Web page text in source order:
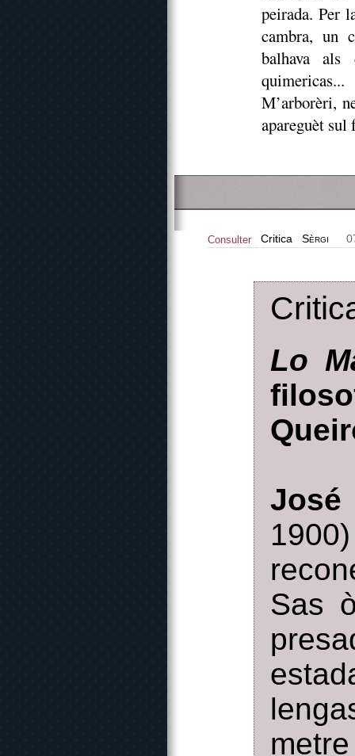
peirada. Per
cambra, un
balhava als
quimericas...
M’arborèri,
apareguèt
Consulter Critica Sèrgi
Lo
Sas